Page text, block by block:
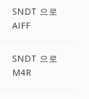
SNDT 으로
AIFF
SNDT 으로
M4R